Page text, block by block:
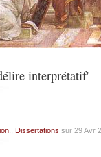
interprétatif'
, Dissertations sur 29 Avr